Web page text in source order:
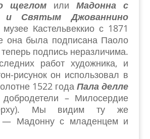
щегломилиМадонна с
и Святым Джованнино
Кастельвеккио с 1871
она была подписана Паоло
подпись неразличима.
работ художника, и
рисунок он использовал в
1522 годаПала делле
– Милосердие
Мы видим ту же
— Мадонну с младенцем и